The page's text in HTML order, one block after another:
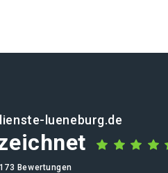
lueneburg.de
Bewertungen